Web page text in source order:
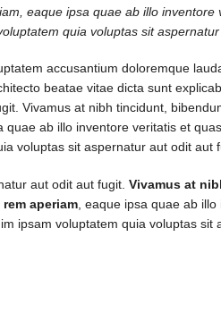
eaque ipsa quae ab illo inventore
quia voluptas sit
accusantium doloremque
beatae vitae dicta sunt
Vivamus at nibh tincidunt,
ab illo inventore veritatis et
voluptas sit aspernatur aut odit aut
aut odit aut fugit. Vivamus at
aperiam, eaque ipsa quae ab
ipsam voluptatem quia voluptas sit